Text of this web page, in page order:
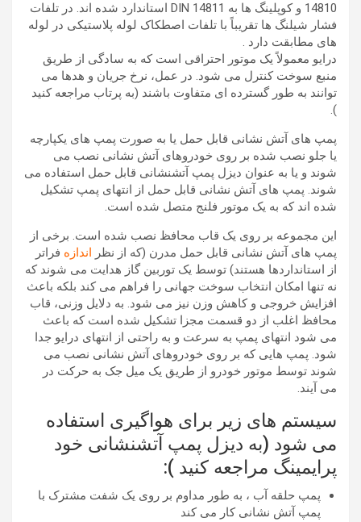
14810 و کوپلینگ ها به DIN 14811 استاندارد شده اند. در تلفات
فشار شیلنگ ها تقریباً با تلفات اصطکاک لوله پلاستیکی در لوله
های مطابقت دارد .
درایو معمولاً یک موتور احتراقی است که به سادگی از طریق
منبع سوخت کنترل می شود. در عمل، نرخ جریان و هدها می
توانند به طور گسترده ای متفاوت باشند (به پرتاب مراجعه کنید
).
پمپ های آتش نشانی قابل حمل یا به صورت پمپ های یکپارچه
یا جلو نصب شده بر روی خودروهای آتش نشانی نصب می
شوند و یا به عنوان دیزل پمپ آتشنشانی قابل حمل استفاده می
شوند. پمپ های آتش نشانی قابل حمل از انتهای پمپ تشکیل
شده اند که به یک موتور فلنج متصل شده است.
این مجموعه بر روی یک قاب محافظ نصب شده است. برخی از
پمپ های آتش نشانی قابل حمل مدرن (که از نظر اندازه فراتر
از استانداردها هستند) توسط یک توربین گاز هدایت می شوند که
نه تنها امکان انتخاب سوخت جهانی را فراهم می کند بلکه باعث
افزایش خروجی و کاهش وزن نیز می شود. به دلایل وزنی، قاب
محافظ اغلب از دو قسمت مجزا تشکیل شده است که باعث
می شود انتهای پمپ به سرعت و به راحتی از انتهای درایو جدا
شود. پمپ هایی که بر روی خودروهای آتش نشانی نصب می
شوند توسط موتور خودرو از طریق یک میل جک به حرکت در
می آیند.
سیستم های زیر برای هواگیری استفاده
می شود (به دیزل پمپ آتشنشانی خود
پرایمینگ مراجعه کنید ):
پمپ حلقه آب ، به طور مداوم بر روی یک شفت مشترک با
پمپ آتش نشانی کار می کند